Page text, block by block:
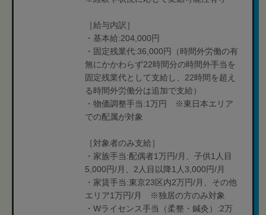
［給与内訳］
・基本給:204,000円
・固定残業代:36,000円（時間外労働の有
無にかかわらず22時間分の時間外手当を
固定残業代として支給し、22時間を超え
る時間外労働分は追加で支給）
・物価調整手当:1万円 ※東日本エリア
での配属が対象
［対象者のみ支給］
・家族手当:配偶者1万円/月、子供1人目
5,000円/月、2人目以降1人3,000円/月
・家賃手当:東京23区内2万円/月、その他
エリア1万円/月 ※独居の方のみ対象
・Wライセンス手当（柔整・鍼灸）:2万